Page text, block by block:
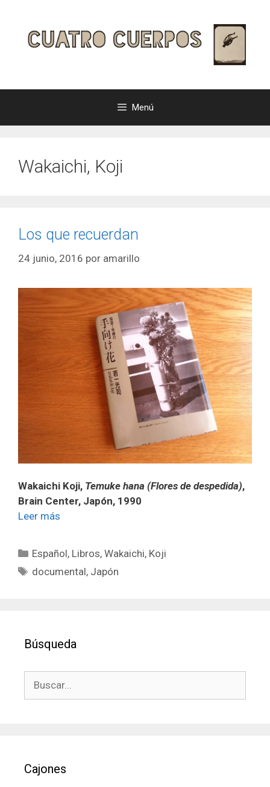
contenido
Menú
Wakaichi, Koji
Los que recuerdan
24 junio, 2016 por amarillo
Wakaichi Koji, Temuke hana (Flores de despedida),
Brain Center, Japón, 1990
Leer más
Categorías
Español, Libros,Wakaichi, Koji
Etiquetas
documental, Japón
Búsqueda
Cajones